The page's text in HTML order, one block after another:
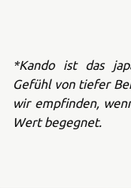
*Kando ist das
Gefühl von tiefer
wir empfinden,
Wert begegnet.